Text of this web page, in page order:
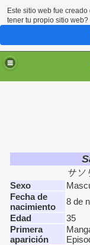
サソ
Sexo
Fecha de
nacimiento
8 de
Edad
35
Primera
aparición
Este sitio web fue
tener tu propio sitio web?